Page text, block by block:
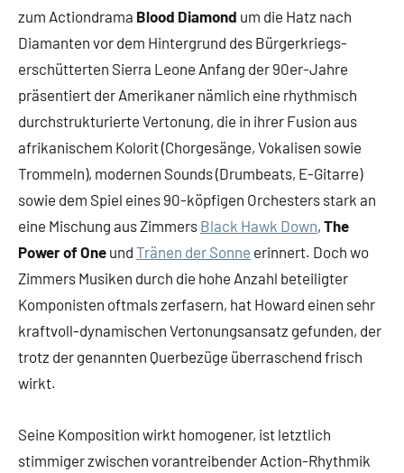
zum Actiondrama Blood Diamond um die Hatz nach
Diamanten vor dem Hintergrund des Bürgerkriegs-
erschütterten Sierra Leone Anfang der 90er-Jahre
präsentiert der Amerikaner nämlich eine rhythmisch
durchstrukturierte Vertonung, die in ihrer Fusion aus
afrikanischem Kolorit (Chorgesänge, Vokalisen sowie
Trommeln), modernen Sounds (Drumbeats, E-Gitarre)
sowie dem Spiel eines 90-köpfigen Orchesters stark an
eine Mischung aus Zimmers Black Hawk Down, The
Power of One und Tränen der Sonne erinnert. Doch wo
Zimmers Musiken durch die hohe Anzahl beteiligter
Komponisten oftmals zerfasern, hat Howard einen sehr
kraftvoll-dynamischen Vertonungsansatz gefunden, der
trotz der genannten Querbezüge überraschend frisch
wirkt.
Seine Komposition wirkt homogener, ist letztlich
stimmiger zwischen vorantreibender Action-Rhythmik